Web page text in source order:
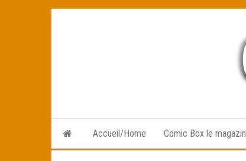
Accueil/Home Comic Box le